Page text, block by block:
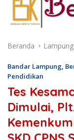
Beranda Lampung
Bandar Lampung,
Pendidikan
Tes
Dimulai,